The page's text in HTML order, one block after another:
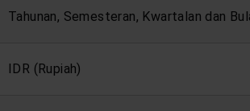
Tahunan, Semesteran, Kwartalan dan
IDR (Rupiah)